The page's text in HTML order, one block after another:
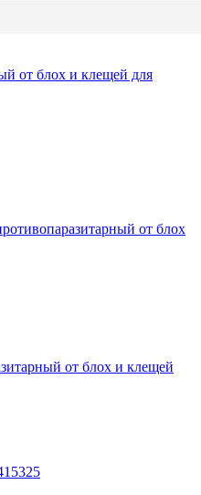
от блох и клещей для
от блох
от блох и клещей